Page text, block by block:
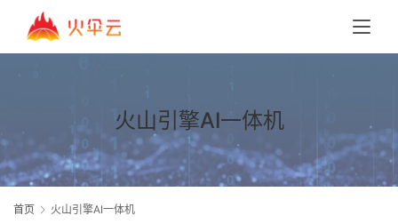
火山引擎AI一体机
首页 火山引擎AI一体机